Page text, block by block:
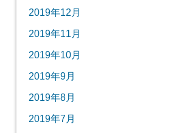
2019年12月
2019年11月
2019年10月
2019年9月
2019年8月
2019年7月